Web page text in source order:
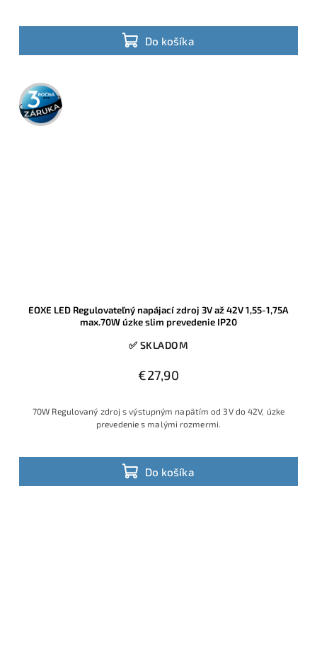
Do košíka
3 roky
záruka
EOXE LED Regulovateľný napájací zdroj 3V až 42V 1,55-1,75A
max.70W úzke slim prevedenie IP20
✅ SKLADOM
€27,90
Do košíka
70W Regulovaný zdroj s výstupným napätím od 3V do 42V, úzke
prevedenie s malými rozmermi.